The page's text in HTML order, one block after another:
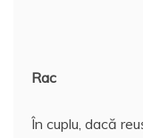
Rac
În cuplu, dacă